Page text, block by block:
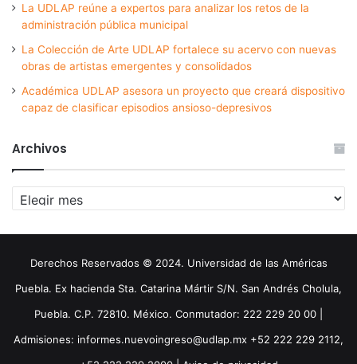
La UDLAP reúne a expertos para analizar los retos de la
administración pública municipal
La Colección de Arte UDLAP fortalece su acervo con nuevas
obras de artistas emergentes y consolidados
Académica UDLAP asesora un proyecto que creará dispositivo
capaz de clasificar episodios ansioso-depresivos
Archivos
Archivos
Derechos Reservados © 2024. Universidad de las Américas
Puebla. Ex hacienda Sta. Catarina Mártir S/N. San Andrés Cholula,
Puebla. C.P. 72810. México. Conmutador: 222 229 20 00 |
Admisiones: informes.nuevoingreso@udlap.mx +52 222 229 2112,